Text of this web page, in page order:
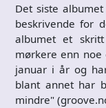
Det siste
beskrivende for
albumet et
mørkere enn
januar i år og
blant annet har
mindre"